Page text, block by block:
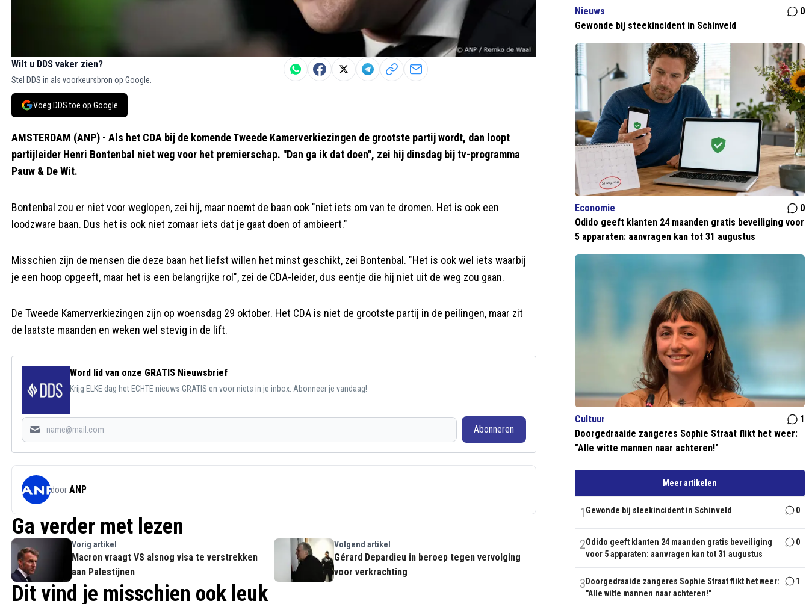
Wilt u DDS vaker zien?
Stel DDS in als voorkeursbron op Google.
Voeg DDS toe op Google
AMSTERDAM (ANP) - Als het CDA bij de komende Tweede Kamerverkiezingen de grootste partij wordt, dan loopt
partijleider Henri Bontenbal niet weg voor het premierschap. "Dan ga ik dat doen", zei hij dinsdag bij tv-programma
Pauw & De Wit.
Bontenbal zou er niet voor weglopen, zei hij, maar noemt de baan ook "niet iets om van te dromen. Het is ook een
loodzware baan. Dus het is ook niet zomaar iets dat je gaat doen of ambieert."
Misschien zijn de mensen die deze baan het liefst willen het minst geschikt, zei Bontenbal. "Het is ook wel iets waarbij
je een hoop opgeeft, maar het is een belangrijke rol", zei de CDA-leider, dus eentje die hij niet uit de weg zou gaan.
De Tweede Kamerverkiezingen zijn op woensdag 29 oktober. Het CDA is niet de grootste partij in de peilingen, maar zit
de laatste maanden en weken wel stevig in de lift.
Word lid van onze GRATIS Nieuwsbrief
Krijg ELKE dag het ECHTE nieuws GRATIS en voor niets in je inbox. Abonneer je vandaag!
Abonneren
door ANP
Ga verder met lezen
Vorig artikel
Macron vraagt VS alsnog visa te verstrekken
aan Palestijnen
Volgend artikel
Gérard Depardieu in beroep tegen vervolging
voor verkrachting
Dit vind je misschien ook leuk
Nieuws
0
Gewonde bij steekincident in Schinveld
Economie
0
Odido geeft klanten 24 maanden gratis beveiliging voor
5 apparaten: aanvragen kan tot 31 augustus
Cultuur
1
Doorgedraaide zangeres Sophie Straat flikt het weer:
"Alle witte mannen naar achteren!"
Meer artikelen
1 Gewonde bij steekincident in Schinveld 0
2Odido geeft klanten 24 maanden gratis beveiliging
voor 5 apparaten: aanvragen kan tot 31 augustus
0
3 Doorgedraaide zangeres Sophie Straat flikt het weer:
"Alle witte mannen naar achteren!"
1